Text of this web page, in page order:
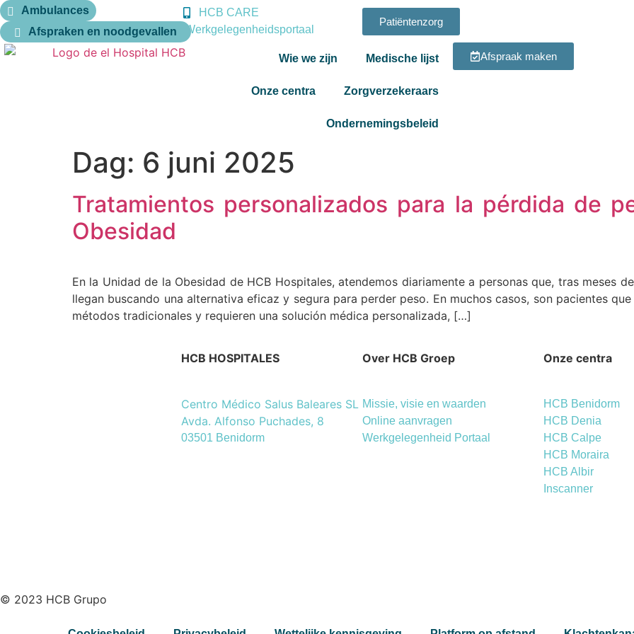
Ambulances
Afspraken en noodgevallen
HCB CARE
Werkgelegenheidsportaal
Patiëntenzorg
Wie we zijn Medische lijst
Onze centra Zorgverzekeraars
Ondernemingsbeleid
Afspraak maken
Dag: 6 juni 2025
Tratamientos personalizados para la pérdida de
Obesidad
En la Unidad de la Obesidad de HCB Hospitales, atendemos diariamente a personas que, tras meses
llegan buscando una alternativa eficaz y segura para perder peso. En muchos casos, son pacientes
métodos tradicionales y requieren una solución médica personalizada, […]
HCB HOSPITALES
Centro Médico Salus Baleares SL
Avda. Alfonso Puchades, 8
03501 Benidorm
Over HCB Groep
Missie, visie en waarden
Online aanvragen
Werkgelegenheid Portaal
Onze centra
HCB Benidorm
HCB Denia
HCB Calpe
HCB Moraira
HCB Albir
Inscanner
© 2023 HCB Grupo